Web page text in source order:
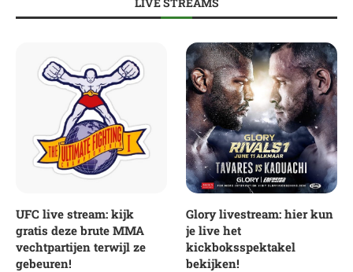
UFC live stream: kijk
gratis deze brute MMA
vechtpartijen terwijl ze
gebeuren!
Glory livestream: hier kun
je live het
kickboksspektakel
bekijken!